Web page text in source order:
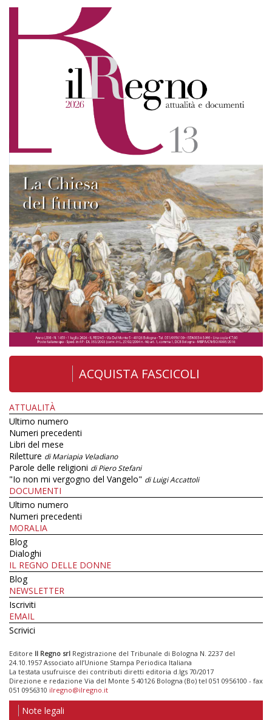
ACQUISTA FASCICOLI
ATTUALITÀ
Ultimo numero
Numeri precedenti
Libri del mese
Riletture di Mariapia Veladiano
Parole delle religioni di Piero Stefani
"Io non mi vergogno del Vangelo" di Luigi Accattoli
DOCUMENTI
Ultimo numero
Numeri precedenti
MORALIA
Blog
Dialoghi
IL REGNO DELLE DONNE
Blog
NEWSLETTER
Iscriviti
EMAIL
Scrivici
Editore Il Regno srl Registrazione del Tribunale di Bologna N. 2237 del
24.10.1957 Associato all’Unione Stampa Periodica Italiana
La testata usufruisce dei contributi diretti editoria d.lgs 70/2017
Direzione e redazione Via del Monte 5 40126 Bologna (Bo) tel 051 0956100 - fax
051 0956310 ilregno@ilregno.it
Note legali